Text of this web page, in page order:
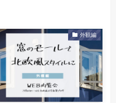
外観編